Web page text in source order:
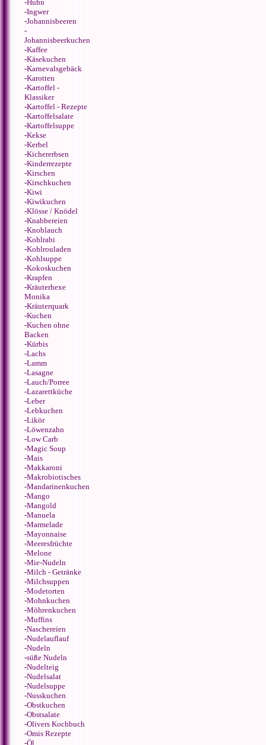
-Huhn
-Ingwer
-Johannisbeeren
-
Johannisbeerkuchen
-Kaffee
-Käsekuchen
-Karnevalsgebäck
-Karotten
-Kartoffel -
Klassiker
-Kartoffel - Rezepte
-Kartoffelsalate
-Kartoffelsuppe
-Kekse
-Kerbel
-Kichererbsen
-Kinderrezepte
-Kirschen
-Kirschkuchen
-Kiwi
-Kiwikuchen
-Klösse / Knödel
-Knabbereien
-Knoblauch
-Kohlrabi
-Kohlrouladen
-Kohlsuppe
-Kokoskuchen
-Krapfen
-Kräuterhexe
Monika
-Kräuterquark
-Kuchen
-Kuchen ohne
Backen
-Kürbis
-Lachs
-Lamm
-Lasagne
-Lauch/Porree
-Lazarettküche
-Leber
-Lebkuchen
-Likör
-Löwenzahn
-Low Carb
-Magic Soup
-Mais
-Makkaroni
-Makrobiotisches
-Mandarinenkuchen
-Mango
-Mangold
-Manuela
-Marmelade
-Mayonnaise
-Meeresfrüchte
-Melone
-Mie-Nudeln
-Milch - Getränke
-Milchsuppen
-Modetorten
-Mohnkuchen
-Möhrenkuchen
-Muffins
-Naschereien
-Nudelauflauf
-Nudeln
-süße Nudeln
-Nudelteig
-Nudelsalat
-Nudelsuppe
-Nusskuchen
-Obstkuchen
-Obstsalate
-Olivers Kochbuch
-Omis Rezepte
-Öl